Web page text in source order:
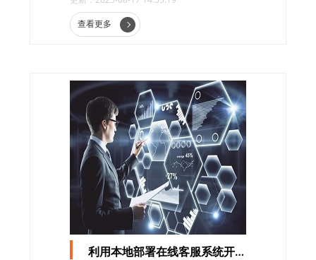
查看更多
利用本地部署在线客服系统开拓新市场